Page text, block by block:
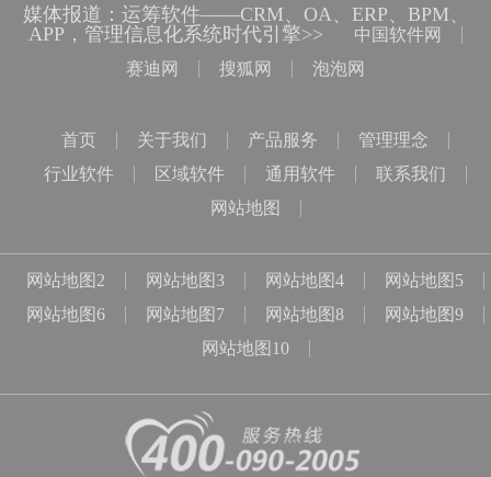
媒体报道：运筹软件——CRM、OA、ERP、BPM、
APP，管理信息化系统时代引擎>>
中国软件网
赛迪网
搜狐网 泡泡网
首页 关于我们 产品服务
管理理念
行业软件
区域软件 通用软件
联系我们
网站地图
网站地图2 网站地图3 网站地图4
网站地图5
网站地图6
网站地图7 网站地图8
网站地图9
网站地图10